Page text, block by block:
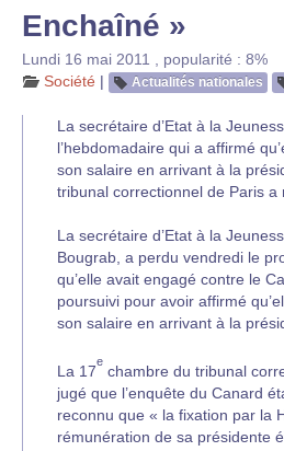
Enchaîné »
Lundi 16 mai 2011
popularité : 8%
Société | Actualités nationales
La secrétaire d’Etat à la
l’hebdomadaire qui a affirmé
son salaire en arrivant à la
tribunal correctionnel de Paris a
La secrétaire d’Etat à la
Bougrab, a perdu vendredi le
qu’elle avait engagé contre le
poursuivi pour avoir affirmé
son salaire en arrivant à la
La 17
e
chambre du tribunal
jugé que l’enquête du Canard
reconnu que « la fixation par la
rémunération de sa présidente